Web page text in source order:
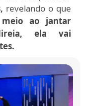
revelando o que
ao jantar
ela vai